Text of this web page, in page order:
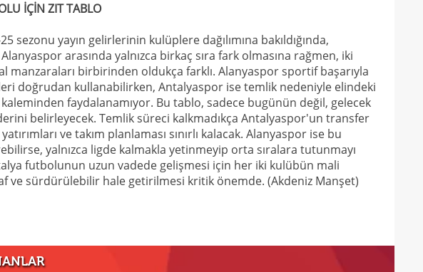
İÇİN ZIT TABLO
sezonu yayın gelirlerinin kulüplere dağılımına bakıldığında,
arasında yalnızca birkaç sıra fark olmasına rağmen, iki
manzaraları birbirinden oldukça farklı. Alanyaspor sportif başarıyla
doğrudan kullanabilirken, Antalyaspor ise temlik nedeniyle elindeki
faydalanamıyor. Bu tablo, sadece bugünün değil, gelecek
belirleyecek. Temlik süreci kalkmadıkça Antalyaspor'un transfer
ve takım planlaması sınırlı kalacak. Alanyaspor ise bu
yalnızca ligde kalmakla yetinmeyip orta sıralara tutunmayı
futbolunun uzun vadede gelişmesi için her iki kulübün mali
ve sürdürülebilir hale getirilmesi kritik önemde. (Akdeniz Manşet)